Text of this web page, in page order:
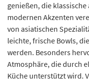
genießen, die
modernen Akzenten
von asiatischen
leichte, frische Bowls,
werden. Besonders
Atmosphäre, die durch
Küche unterstützt wird.